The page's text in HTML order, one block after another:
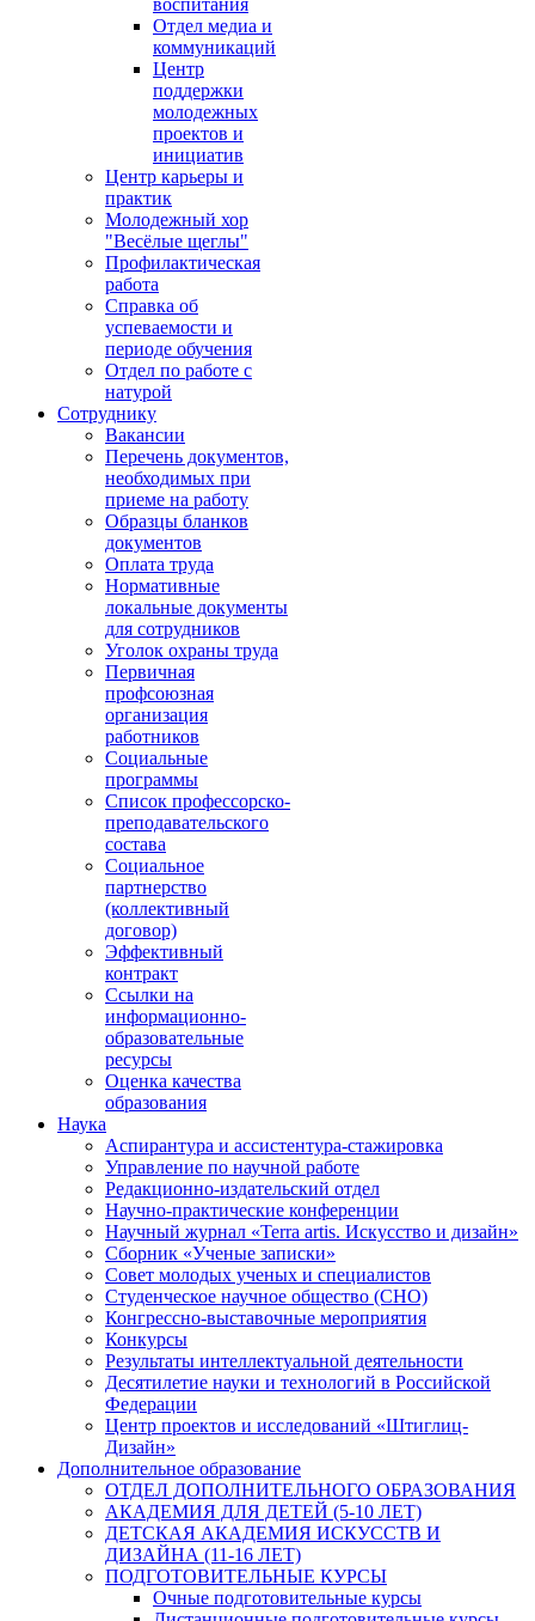
воспитания
Отдел медиа и
коммуникаций
Центр
поддержки
молодежных
проектов и
инициатив
Центр карьеры и
практик
Молодежный хор
"Весёлые щеглы"
Профилактическая
работа
Справка об
успеваемости и
периоде обучения
Отдел по работе с
натурой
Сотруднику
Вакансии
Перечень документов,
необходимых при
приеме на работу
Образцы бланков
документов
Оплата труда
Нормативные
локальные документы
для сотрудников
Уголок охраны труда
Первичная
профсоюзная
организация
работников
Социальные
программы
Список профессорско-
преподавательского
состава
Социальное
партнерство
(коллективный
договор)
Эффективный
контракт
Ссылки на
информационно-
образовательные
ресурсы
Оценка качества
образования
Наука
Аспирантура и ассистентура-стажировка
Управление по научной работе
Редакционно-издательский отдел
Научно-практические конференции
Научный журнал «Terra artis. Искусство и дизайн»
Сборник «Ученые записки»
Совет молодых ученых и специалистов
Студенческое научное общество (СНО)
Конгрессно-выставочные мероприятия
Конкурсы
Результаты интеллектуальной деятельности
Десятилетие науки и технологий в Российской
Федерации
Центр проектов и исследований «Штиглиц-
Дизайн»
Дополнительное образование
ОТДЕЛ ДОПОЛНИТЕЛЬНОГО ОБРАЗОВАНИЯ
АКАДЕМИЯ ДЛЯ ДЕТЕЙ (5-10 ЛЕТ)
ДЕТСКАЯ АКАДЕМИЯ ИСКУССТВ И
ДИЗАЙНА (11-16 ЛЕТ)
ПОДГОТОВИТЕЛЬНЫЕ КУРСЫ
Очные подготовительные курсы